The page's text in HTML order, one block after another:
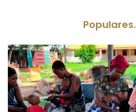
Populares.